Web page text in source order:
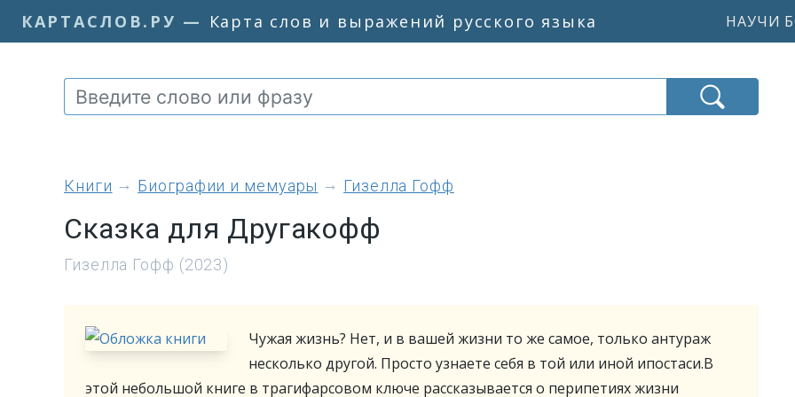
КАРТАСЛОВ.РУ — Карта слов и выражений русского языка НАУЧИ
книги Биографии и мемуары Гизелла Гофф
Сказка для Другакофф
Гизелла Гофф (2023)
Чужая жизнь? Нет, и в вашей жизни то же самое, только антураж
несколько другой. Просто узнаете себя в той или иной ипостаси.В
этой небольшой книге в трагифарсовом ключе рассказывается о перипетиях жизни